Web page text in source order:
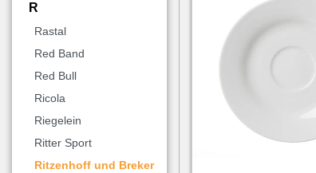
R
Rastal
Red Band
Red Bull
Ricola
Riegelein
Ritter Sport
Ritzenhoff und Breker